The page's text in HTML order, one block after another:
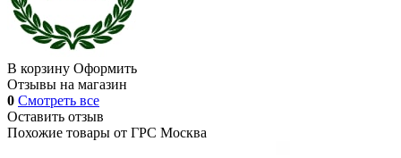
В корзину Оформить
Отзывы на магазин
0 Смотреть все
Оставить отзыв
Похожие товары от ГРС Москва